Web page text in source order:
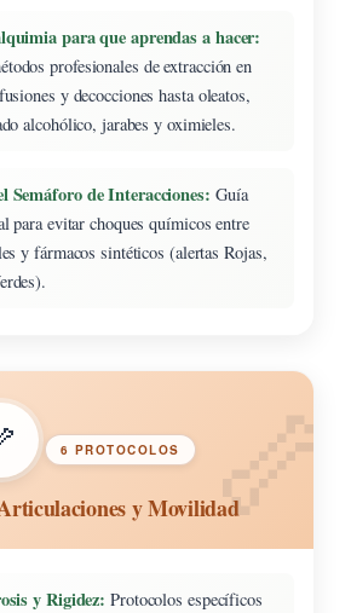
para que aprendas a hacer:
profesionales de extracción en
y decocciones hasta oleatos,
alcohólico, jarabes y oximieles.
Semáforo de Interacciones: Guía
para evitar choques químicos entre
y fármacos sintéticos (alertas Rojas,
6 PROTOCOLOS
y Movilidad
y Rigidez: Protocolos específicos